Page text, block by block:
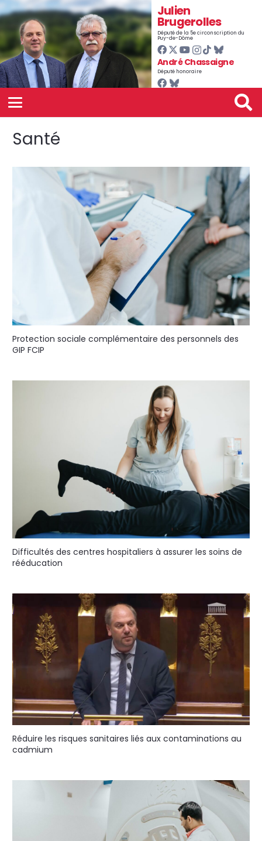
Julien
Brugerolles
Député de la 5e circonscription du
Puy-de-Dôme
André Chassaigne
Député honoraire
Santé
Protection sociale complémentaire des personnels des
GIP FCIP
Difficultés des centres hospitaliers à assurer les soins de
rééducation
Réduire les risques sanitaires liés aux contaminations au
cadmium